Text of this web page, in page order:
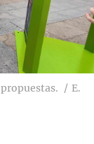
E.